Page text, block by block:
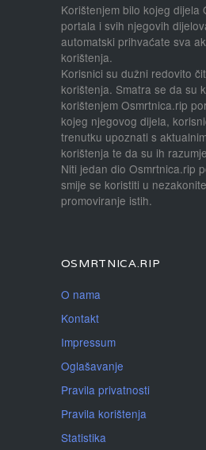
Korištenjem bilo kojeg dijela
portala i svih njegovih
automatski prihvaćate sva
korištenja.
Korisnici su dužni redovito
korištenja. Smatra se da su
korištenjem Osmrtnica.rip
kojeg njegovog dijela,
trenutku upoznati s
korištenja te da su ih
Niti jedan dio Osmrtnica.rip
smije se koristiti u
promoviranje istih.
OSMRTNICA.RIP
O nama
Kontakt
Impressum
Oglašavanje
Pravila privatnosti
Pravila korištenja
Statistika